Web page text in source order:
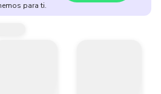
para ti.